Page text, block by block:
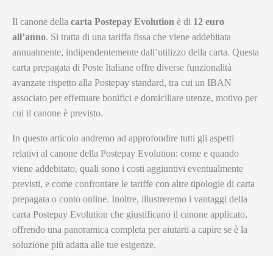
Il canone della carta Postepay Evolution è di 12 euro
all’anno. Si tratta di una tariffa fissa che viene addebitata
annualmente, indipendentemente dall’utilizzo della carta. Questa
carta prepagata di Poste Italiane offre diverse funzionalità
avanzate rispetto alla Postepay standard, tra cui un IBAN
associato per effettuare bonifici e domiciliare utenze, motivo per
cui il canone è previsto.
In questo articolo andremo ad approfondire tutti gli aspetti
relativi al canone della Postepay Evolution: come e quando
viene addebitato, quali sono i costi aggiuntivi eventualmente
previsti, e come confrontare le tariffe con altre tipologie di carta
prepagata o conto online. Inoltre, illustreremo i vantaggi della
carta Postepay Evolution che giustificano il canone applicato,
offrendo una panoramica completa per aiutarti a capire se è la
soluzione più adatta alle tue esigenze.